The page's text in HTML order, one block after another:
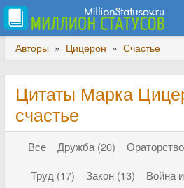
Авторы » Цицерон » Счастье
Цитаты Марка
счастье
Все Дружба (20)
Труд (17)
Закон (13) Война